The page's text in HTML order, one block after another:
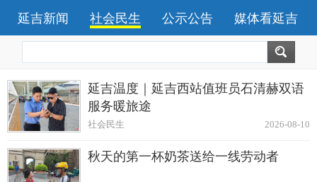
延吉新闻 社会民生 公示公告 媒体看延吉
延吉温度｜延吉西站值班员石清赫双语
服务暖旅途
2026-08-10
社会民生
秋天的第一杯奶茶送给一线劳动者